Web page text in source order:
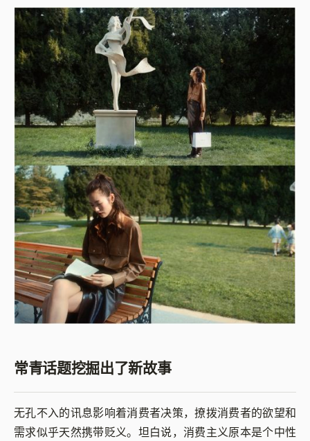
常青话题挖掘出了新故事
无孔不入的讯息影响着消费者决策，撩拨消费者的欲望和
需求似乎天然携带贬义。坦白说，消费主义原本是个中性